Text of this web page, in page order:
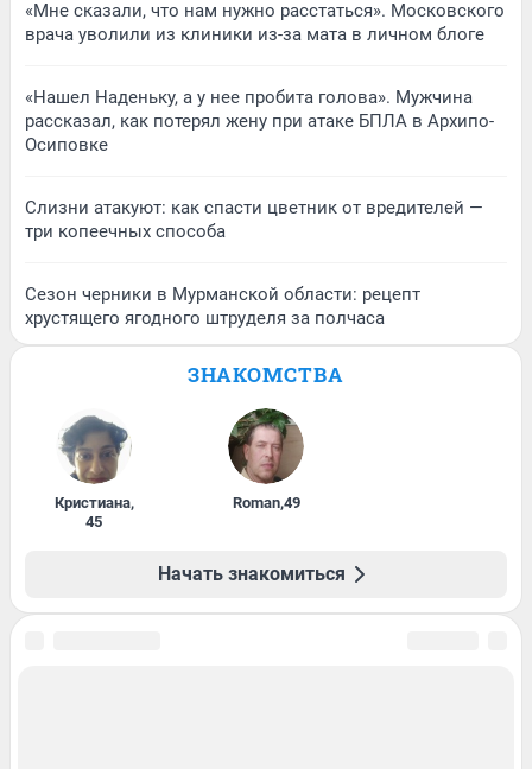
«Мне сказали, что нам нужно расстаться». Московского
врача уволили из клиники из-за мата в личном блоге
«Нашел Наденьку, а у нее пробита голова». Мужчина
рассказал, как потерял жену при атаке БПЛА в Архипо-
Осиповке
Слизни атакуют: как спасти цветник от вредителей —
три копеечных способа
Сезон черники в Мурманской области: рецепт
хрустящего ягодного штруделя за полчаса
ЗНАКОМСТВА
Кристиана,
45
Roman,49
Начать знакомиться